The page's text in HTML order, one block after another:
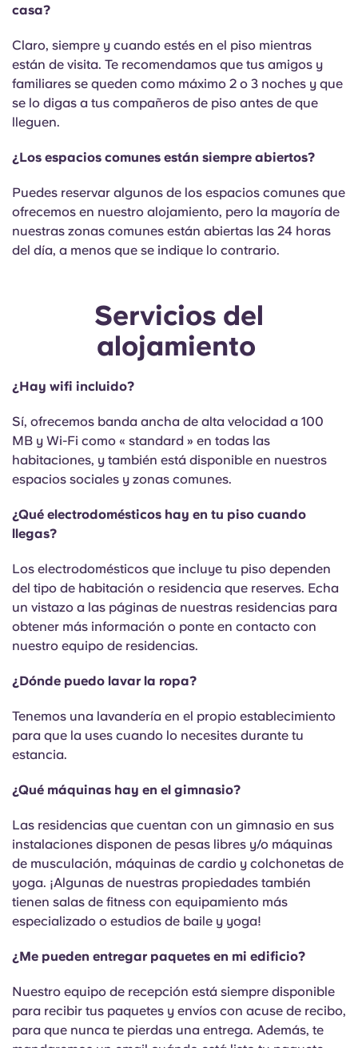
casa?
Claro, siempre y cuando estés en el piso mientras
están de visita. Te recomendamos que tus amigos y
familiares se queden como máximo 2 o 3 noches y que
se lo digas a tus compañeros de piso antes de que
lleguen.
¿Los espacios comunes están siempre abiertos?
Puedes reservar algunos de los espacios comunes que
ofrecemos en nuestro alojamiento, pero la mayoría de
nuestras zonas comunes están abiertas las 24 horas
del día, a menos que se indique lo contrario.
Servicios del
alojamiento
¿Hay wifi incluido?
Sí, ofrecemos banda ancha de alta velocidad a 100
MB y Wi-Fi como « standard » en todas las
habitaciones, y también está disponible en nuestros
espacios sociales y zonas comunes.
¿Qué electrodomésticos hay en tu piso cuando
llegas?
Los electrodomésticos que incluye tu piso dependen
del tipo de habitación o residencia que reserves. Echa
un vistazo a las páginas de nuestras residencias para
obtener más información o ponte en contacto con
nuestro equipo de residencias.
¿Dónde puedo lavar la ropa?
Tenemos una lavandería en el propio establecimiento
para que la uses cuando lo necesites durante tu
estancia.
¿Qué máquinas hay en el gimnasio?
Las residencias que cuentan con un gimnasio en sus
instalaciones disponen de pesas libres y/o máquinas
de musculación, máquinas de cardio y colchonetas de
yoga. ¡Algunas de nuestras propiedades también
tienen salas de fitness con equipamiento más
especializado o estudios de baile y yoga!
¿Me pueden entregar paquetes en mi edificio?
Nuestro equipo de recepción está siempre disponible
para recibir tus paquetes y envíos con acuse de recibo,
para que nunca te pierdas una entrega. Además, te